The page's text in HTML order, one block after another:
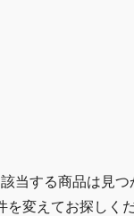
当する商品は見
を変えてお探しく